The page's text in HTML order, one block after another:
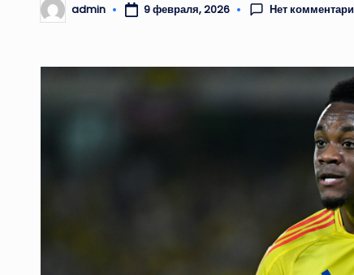
Запись
от
admin 9 февраля, 2026 Нет